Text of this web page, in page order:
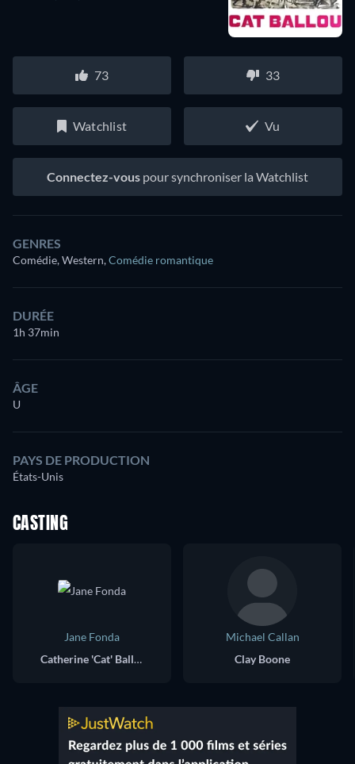
73 33
Watchlist Vu
Connectez-vous pour synchroniser la Watchlist
GENRES
Comédie, Western,Comédie romantique
DURÉE
1h 37min
ÂGE
U
PAYS DE PRODUCTION
États-Unis
CASTING
Jane Fonda
Catherine 'Cat' Ballou
Michael Callan
Clay Boone